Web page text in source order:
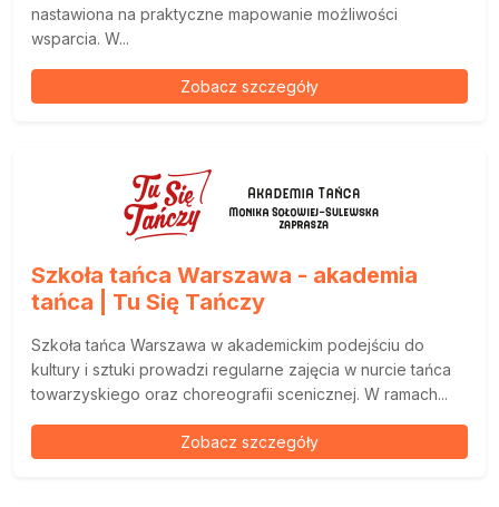
nastawiona na praktyczne mapowanie możliwości
wsparcia. W...
Zobacz szczegóły
Szkoła tańca Warszawa - akademia
tańca | Tu Się Tańczy
Szkoła tańca Warszawa w akademickim podejściu do
kultury i sztuki prowadzi regularne zajęcia w nurcie tańca
towarzyskiego oraz choreografii scenicznej. W ramach...
Zobacz szczegóły